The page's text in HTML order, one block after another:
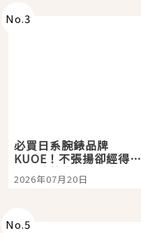
No.3
必買日系腕錶品牌
KUOE！不張揚卻經得起
時間洗鍊的經典之作五
選
2026年07月20日
No.5